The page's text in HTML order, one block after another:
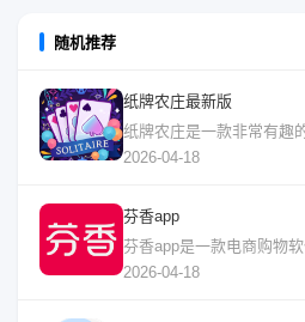
随机推荐
纸牌农庄最新版
2026-04-18
芬香app
2026-04-18